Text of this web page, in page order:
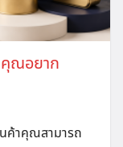
ณอยาก
ค้าคุณสามารถ